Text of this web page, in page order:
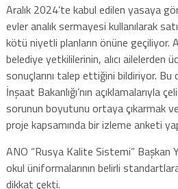
Aralık 2024’te kabul edilen yasaya
evler analık sermayesi kullanılarak
kötü niyetli planların önüne geçiliyor.
belediye yetkililerinin, alıcı ailelerden
sonuçlarını talep ettiğini bildiriyor.
İnşaat Bakanlığı’nın açıklamalarıyla
sorunun boyutunu ortaya çıkarmak
proje kapsamında bir izleme anketi
ANO “Rusya Kalite Sistemi” Başkan
okul üniformalarının belirli
dikkat çekti.